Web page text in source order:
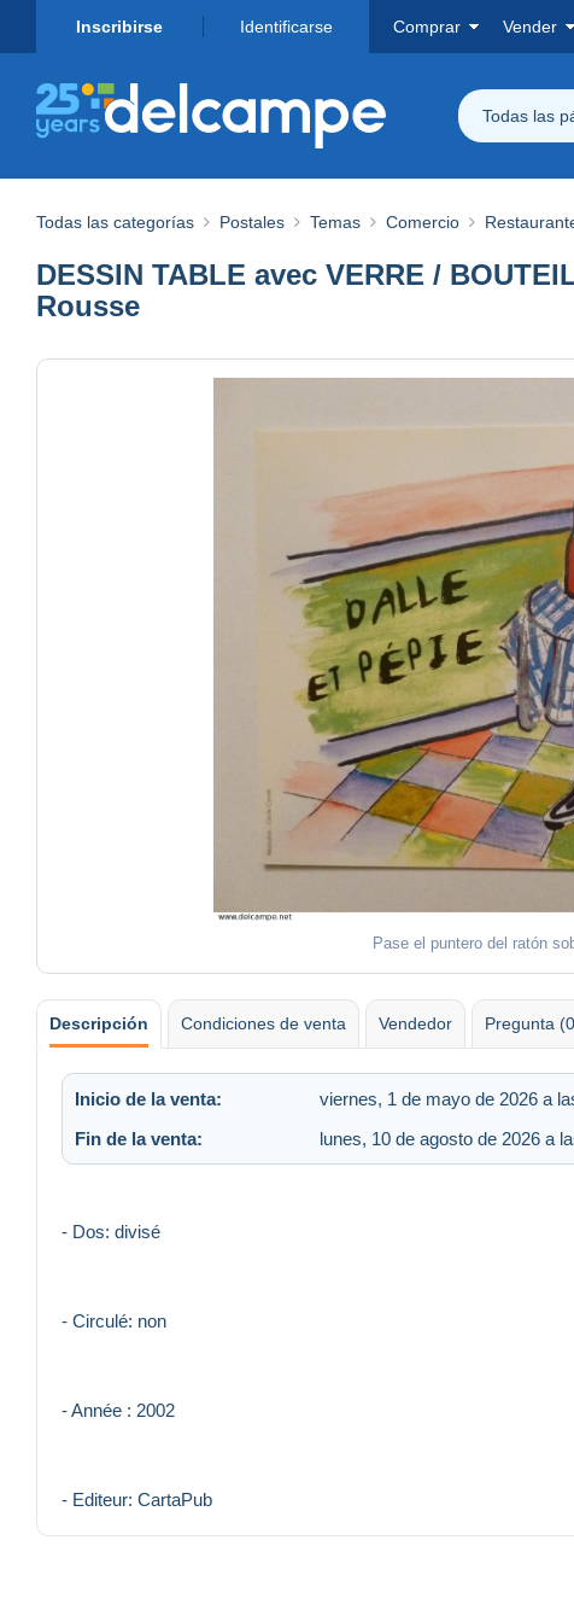
Inscribirse Identificarse Comprar Vender
Todas las
Todas las categorías Postales Temas Comercio
DESSIN TABLE avec VERRE /
Rousse
Pase el puntero del ratón
Descripción Condiciones de venta Vendedor Pregunta
Inicio de la venta: viernes, 1 de mayo de 2026 a
Fin de la venta:
lunes, 10 de agosto de 2026 a
- Dos: divisé
- Circulé: non
- Année : 2002
- Editeur: CartaPub